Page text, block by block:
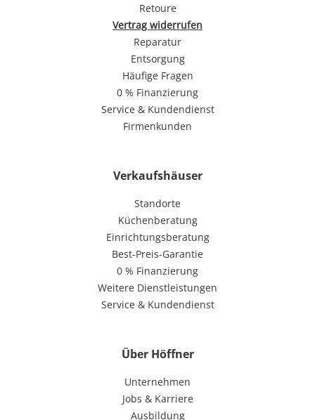
Retoure
Vertrag widerrufen
Reparatur
Entsorgung
Häufige Fragen
0 % Finanzierung
Service & Kundendienst
Firmenkunden
Verkaufshäuser
Standorte
Küchenberatung
Einrichtungsberatung
Best-Preis-Garantie
0 % Finanzierung
Weitere Dienstleistungen
Service & Kundendienst
Über Höffner
Unternehmen
Jobs & Karriere
Ausbildung